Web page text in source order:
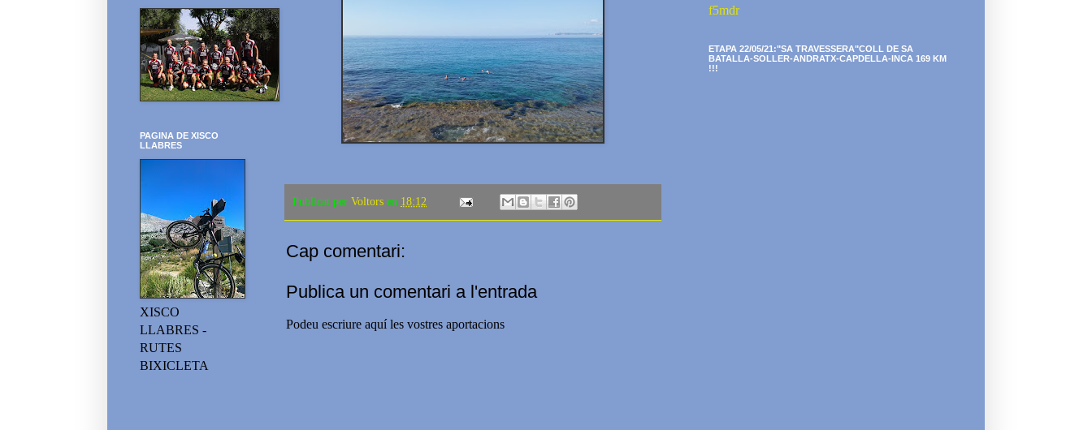
Publicat per Voltors en 18:12
Cap comentari:
Publica un comentari a l'entrada
Podeu escriure aquí les vostres aportacions
PAGINA DE XISCO
LLABRES
XISCO
LLABRES -
RUTES
BIXICLETA
f5mdr
ETAPA 22/05/21:"SA TRAVESSERA"COLL DE SA
BATALLA-SOLLER-ANDRATX-CAPDELLA-INCA 169 KM
!!!